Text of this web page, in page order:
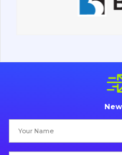
G.E.T
Buffers and pads